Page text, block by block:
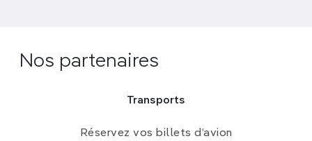
Nos partenaires
Transports
Réservez vos billets d’avion